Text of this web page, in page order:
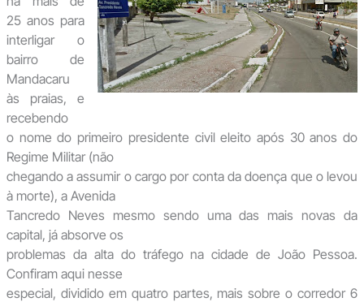
25 anos para
interligar o
bairro de
Mandacaru
às praias, e
recebendo
o nome do primeiro presidente civil eleito após 30 anos do
Regime Militar (não
chegando a assumir o cargo por conta da doença que o levou
à morte), a Avenida
Tancredo Neves mesmo sendo uma das mais novas da
capital, já absorve os
problemas da alta do tráfego na cidade de João Pessoa.
Confiram aqui nesse
especial, dividido em quatro partes, mais sobre o corredor 6